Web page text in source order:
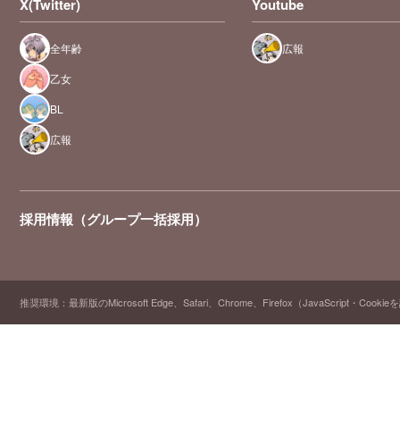
X(Twitter)
全年齢
乙女
BL
広報
Youtube
広報
採用情報（グループ一括採用）
推奨環境：最新版のMicrosoft Edge、Safari、Chrome、Firefox（JavaScript・Cookie